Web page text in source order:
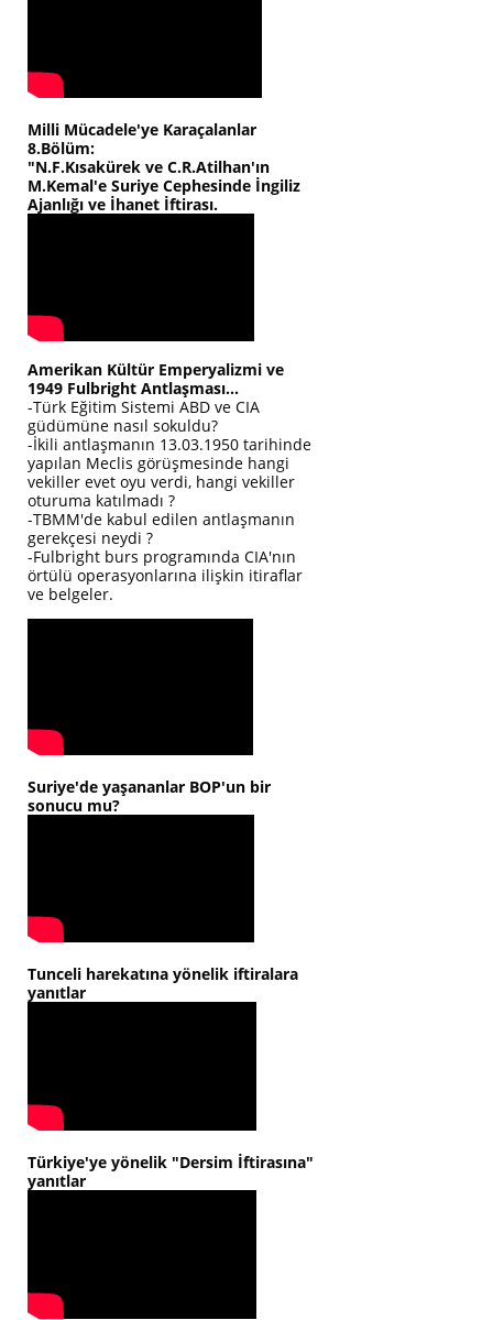
Milli Mücadele'ye Karaçalanlar
8.Bölüm:
"N.F.Kısakürek ve C.R.Atilhan'ın
M.Kemal'e Suriye Cephesinde İngiliz
Ajanlığı ve İhanet İftirası.
Amerikan Kültür Emperyalizmi ve
1949 Fulbright Antlaşması...
-Türk Eğitim Sistemi ABD ve CIA
güdümüne nasıl sokuldu?
-İkili antlaşmanın 13.03.1950 tarihinde
yapılan Meclis görüşmesinde hangi
vekiller evet oyu verdi, hangi vekiller
oturuma katılmadı ?
-TBMM'de kabul edilen antlaşmanın
gerekçesi neydi ?
-Fulbright burs programında CIA'nın
örtülü operasyonlarına ilişkin itiraflar
ve belgeler.
Suriye'de yaşananlar BOP'un bir
sonucu mu?
Tunceli harekatına yönelik iftiralara
yanıtlar
Türkiye'ye yönelik "Dersim İftirasına"
yanıtlar